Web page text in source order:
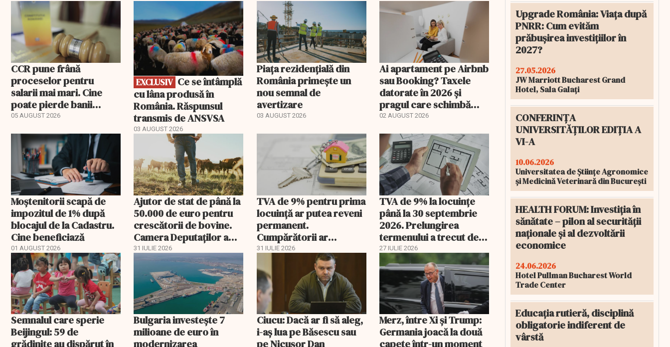
CCR pune frână
proceselor pentru
salarii mai mari. Cine
poate pierde banii
ceruți statului
05 AUGUST 2026
EXCLUSIV
EXCLUSIV
cu lâna produsă în
România. Răspunsul
transmis de ANSVSA
03 AUGUST 2026
Piața rezidențială din
România primește un
nou semnal de
avertizare
03 AUGUST 2026
Ai apartament pe Airbnb
sau Booking? Taxele
datorate în 2026 și
pragul care schimbă
regimul fiscal
02 AUGUST 2026
Moștenitorii scapă de
impozitul de 1% după
blocajul de la Cadastru.
Cine beneficiază
01 AUGUST 2026
Ajutor de stat de până la
50.000 de euro pentru
crescătorii de bovine.
Camera Deputaților a
aprobat schema
31 IULIE 2026
TVA de 9% pentru prima
locuință ar putea reveni
permanent.
Cumpărătorii ar
economisi zeci de mii de
31 IULIE 2026
TVA de 9% la locuințe
până la 30 septembrie
2026. Prelungirea
termenului a trecut de
comisia din Parlament
27 IULIE 2026
Semnalul care sperie
Beijingul: 59 de
grădinițe au dispărut în
Bulgaria investește 7
milioane de euro în
modernizarea
Ciucu: Dacă ar fi să aleg,
i-aș lua pe Băsescu sau
pe Nicușor Dan
Merz, între Xi și Trump:
Germania joacă la două
capete într-un moment
Upgrade România: Viața după
PNRR: Cum evităm
prăbușirea investițiilor în
2027?
27.05.2026
JW Marriott Bucharest Grand
Hotel, Sala Galați
CONFERINȚA
UNIVERSITĂȚILOR EDIȚIA A
VI-A
10.06.2026
Universitatea de Științe Agronomice
și Medicină Veterinară din București
HEALTH FORUM: Investiția în
sănătate – pilon al securității
naționale și al dezvoltării
economice
24.06.2026
Hotel Pullman Bucharest World
Trade Center
Educația rutieră, disciplină
obligatorie indiferent de
vârstă